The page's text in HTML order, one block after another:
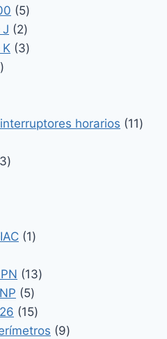
producto
55
productos
22
productos
33
2
horarios 1111
33
11
1313
55
productos
1515
productos
99